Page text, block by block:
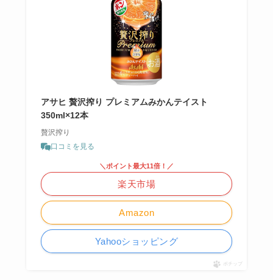
アサヒ 贅沢搾り プレミアムみかんテイスト
350ml×12本
贅沢搾り
口コミを見る
Amazon
＼ポイント最大11倍！／
楽天市場
Yahooショッピング
ポチップ